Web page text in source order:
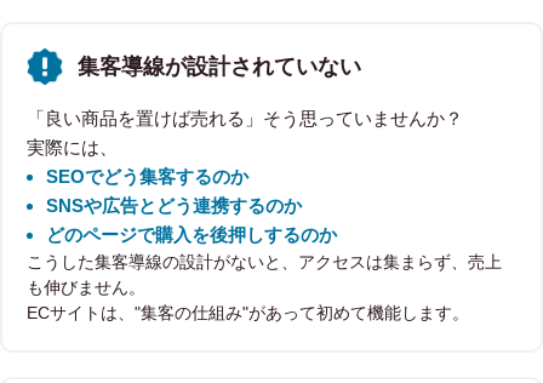
集客導線が設計されていない
「良い商品を置けば売れる」そう思っていませんか？
実際には、
SEOでどう集客するのか
SNSや広告とどう連携するのか
どのページで購入を後押しするのか
こうした集客導線の設計がないと、アクセスは集まらず、売上
も伸びません。
ECサイトは、"集客の仕組み"があって初めて機能します。